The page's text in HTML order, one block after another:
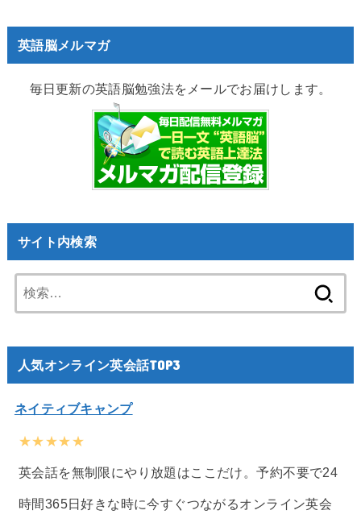
英語脳メルマガ
毎日更新の英語脳勉強法をメールでお届けします。
サイト内検索
索:
人気オンライン英会話TOP3
ネイティブキャンプ
★★★★★
英会話を無制限にやり放題はここだけ。予約不要で24
時間365日好きな時に今すぐつながるオンライン英会